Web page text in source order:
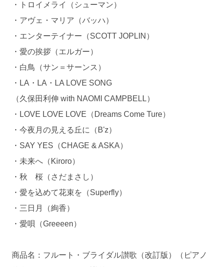
・トロイメライ（シューマン）
・アヴェ・マリア（バッハ）
・エンターテイナー（SCOTT JOPLIN）
・愛の挨拶（エルガー）
・白鳥（サン＝サーンス）
・LA・LA・LA LOVE SONG
（久保田利伸 with NAOMI CAMPBELL）
・LOVE LOVE LOVE（Dreams Come Ture）
・今夜月の見える丘に（B'z）
・SAY YES（CHAGE & ASKA）
・未来へ（Kiroro）
・秋 桜（さだまさし）
・愛を込めて花束を（Superfly）
・三日月（絢香）
・愛唄（Greeeen）
商品名：フルート・ブライダル讃歌（改訂版）（ピアノ